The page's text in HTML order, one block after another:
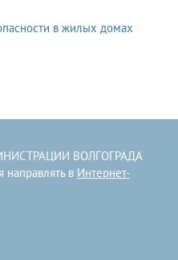
в жилых домах
ВОЛГОГРАДА
в Интернет-